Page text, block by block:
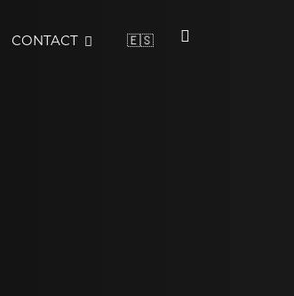
CONTACT 🇪🇸